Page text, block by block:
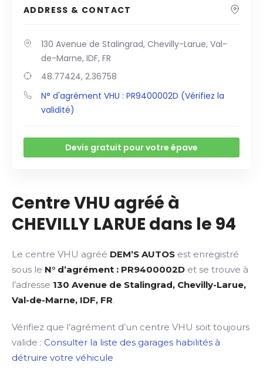
ADDRESS & CONTACT
130 Avenue de Stalingrad, Chevilly-Larue, Val-
de-Marne, IDF, FR
48.77424, 2.36758
N° d'agrément VHU : PR9400002D (Vérifiez la
validité)
Devis gratuit pour votre épave
Centre VHU agréé à
CHEVILLY LARUE dans le 94
Le centre VHU agréé DEM’S AUTOS est enregistré
sous le N° d’agrément : PR9400002D et se trouve à
l’adresse 130 Avenue de Stalingrad, Chevilly-Larue,
Val-de-Marne, IDF, FR.
Vérifiez que l’agrément d’un centre VHU soit toujours
valide : Consulter la liste des garages habilités à
détruire votre véhicule